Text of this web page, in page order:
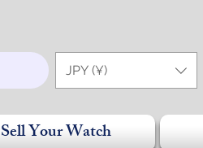
JPY (¥)
Sell Your Watch